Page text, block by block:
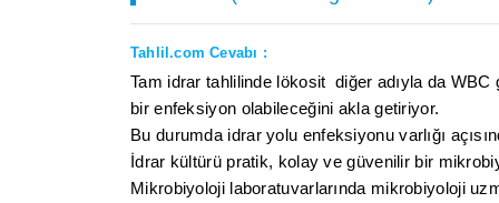
Tahlil.com Cevabı :
Tam idrar tahlilinde lökosit diğer adıyla da
bir enfeksiyon olabileceğini akla getiriyor.
Bu durumda idrar yolu enfeksiyonu varlığı
İdrar kültürü pratik, kolay ve güvenilir bir
Mikrobiyoloji laboratuvarlarında mikrobiyoloji